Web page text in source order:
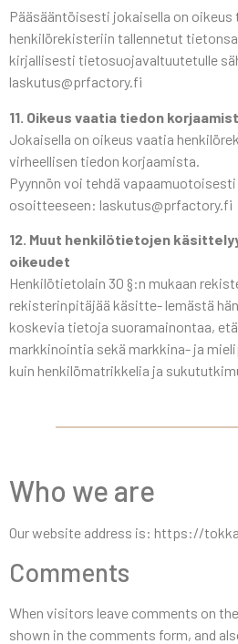
Pääsääntöisesti jokaisella on oikeus
henkilörekisteriin tallennetut
kirjallisesti tietosuojavaltuutetulle
laskutus@prfactory.fi
11. Oikeus vaatia tiedon
Jokaisella on oikeus vaatia
virheellisen tiedon korjaamista.
Pyynnön voi tehdä
osoitteeseen: laskutus@prfactory.fi
12. Muut henkilötietojen
oikeudet
Henkilötietolain 30 §:n mukaan
rekisterinpitäjää käsitte- lemästä
koskevia tietoja suoramainontaa,
markkinointia sekä markkina- ja
kuin henkilömatrikkelia ja
Who we are
Our website address is: https://
Comments
When visitors leave comments on
shown in the comments form, and